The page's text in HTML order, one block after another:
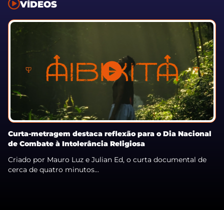
VÍDEOS
Curta-metragem destaca reflexão para o Dia Nacional
de Combate à Intolerância Religiosa
Criado por Mauro Luz e Julian Ed, o curta documental de
cerca de quatro minutos...